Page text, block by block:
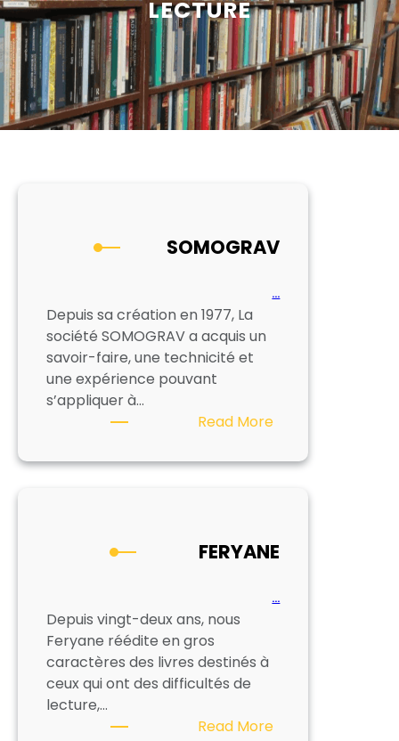
LECTURE
SOMOGRAV
…
Depuis sa création en 1977, La
société SOMOGRAV a acquis un
savoir-faire, une technicité et
une expérience pouvant
s’appliquer à…
Read More:
FERYANE
…
Depuis vingt-deux ans, nous
Feryane réédite en gros
caractères des livres destinés à
ceux qui ont des difficultés de
lecture,…
Read More: